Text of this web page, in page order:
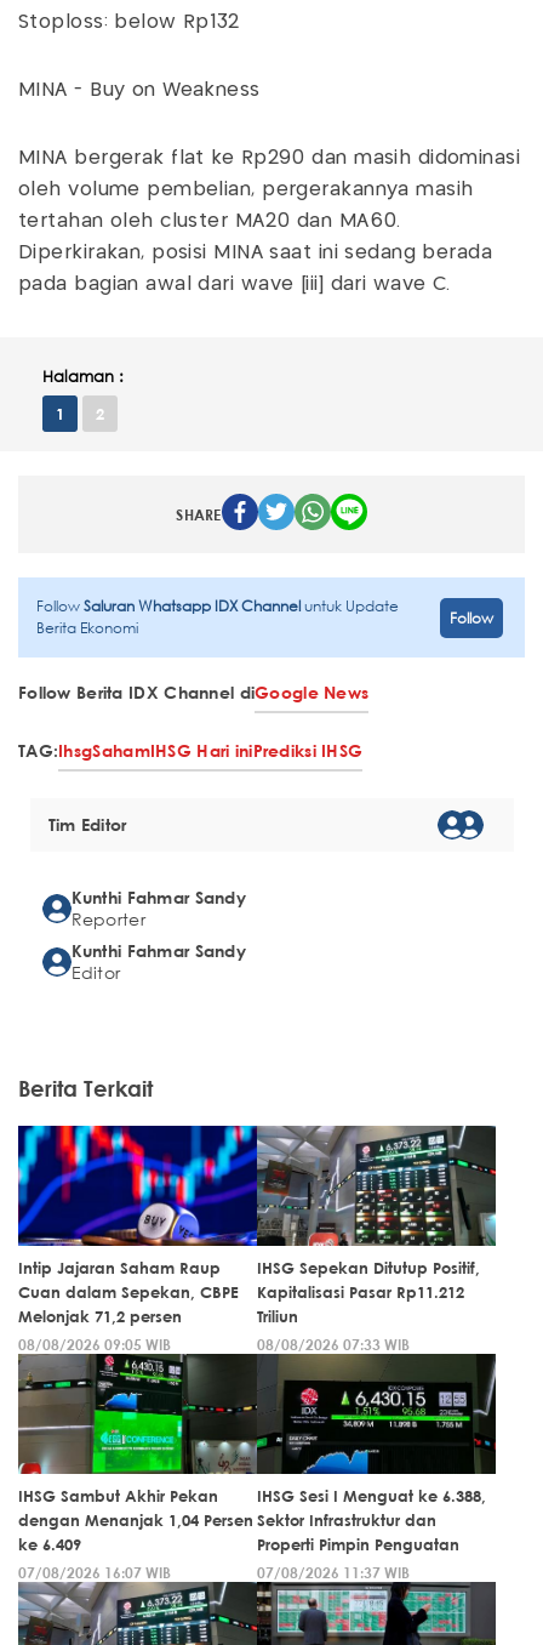
Stoploss: below Rp132
MINA - Buy on Weakness
MINA bergerak flat ke Rp290 dan masih didominasi
oleh volume pembelian, pergerakannya masih
tertahan oleh cluster MA20 dan MA60.
Diperkirakan, posisi MINA saat ini sedang berada
pada bagian awal dari wave [iii] dari wave C.
Halaman :
1 2
SHARE
FollowSaluran Whatsapp IDX Channeluntuk Update
Berita Ekonomi
Follow
Follow Berita IDX Channel diGoogle News
TAG:IhsgSahamIHSG Hari iniPrediksi IHSG
Tim Editor
Kunthi Fahmar Sandy
Reporter
Kunthi Fahmar Sandy
Editor
Berita Terkait
Intip Jajaran Saham Raup
Cuan dalam Sepekan, CBPE
Melonjak 71,2 persen
08/08/2026 09:05 WIB
IHSG Sepekan Ditutup Positif,
Kapitalisasi Pasar Rp11.212
Triliun
08/08/2026 07:33 WIB
IHSG Sambut Akhir Pekan
dengan Menanjak 1,04 Persen
ke 6.409
07/08/2026 16:07 WIB
IHSG Sesi I Menguat ke 6.388,
Sektor Infrastruktur dan
Properti Pimpin Penguatan
07/08/2026 11:37 WIB